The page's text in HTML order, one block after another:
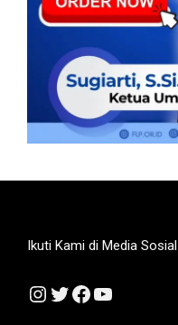
Ikuti Kami di Media Sosial
Instagram
Twitter
Facebook
YouTube